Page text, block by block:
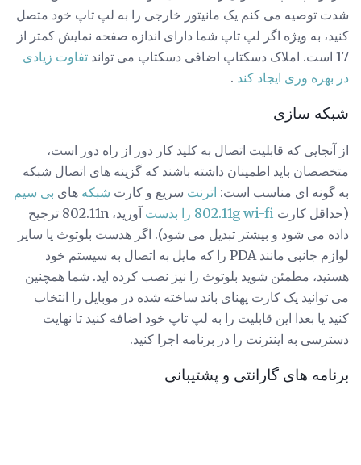
شدت توصیه می کنم یک مانیتور خارجی را به لپ تاپ خود متصل
کنید، به ویژه اگر لپ تاپ شما دارای اندازه صفحه نمایش کمتر از
17 است. املاک دسکتاپ اضافی دسکتاپ می تواند
تفاوت زیادی
در بهره وری ایجاد کند .
شبکه سازی
از آنجایی که قابلیت اتصال به کلید کار دور از راه دور است،
متخصصان باید اطمینان داشته باشند که گزینه های اتصال شبکه
به گونه ای مناسب است: اترنت سریع و کارت شبکه های بی سیم
(حداقل کارت 802.11g wi-fi را بدست
آورید، 802.11n ترجیح
داده می شود و بیشتر تبدیل می شود). اگر هدست بلوتوث یا سایر
لوازم جانبی مانند PDA را که مایل به اتصال به سیستم خود
هستید، مطمئن شوید بلوتوث را نیز نصب کرده اید. شما همچنین
می توانید یک کارت پهنای باند ساخته شده در موبایل را انتخاب
کنید یا بعدا این قابلیت را به لپ تاپ خود اضافه کنید تا نهایت
دسترسی به اینترنت را در برنامه اجرا کنید.
برنامه های گارانتی و پشتیبانی